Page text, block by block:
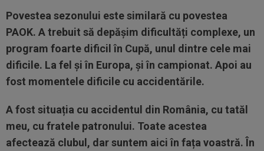
Povestea sezonului este similară cu povestea
PAOK. A trebuit să depășim dificultăți complexe, un
program foarte dificil în Cupă, unul dintre cele mai
dificile. La fel și în Europa, și în campionat. Apoi au
fost momentele dificile cu accidentările.
A fost situația cu accidentul din România, cu tatăl
meu, cu fratele patronului. Toate acestea
afectează clubul, dar suntem aici în fața voastră. În